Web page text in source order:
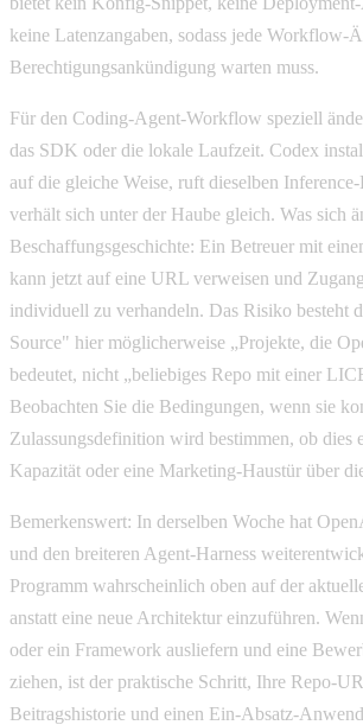
keine Latenzangaben, sodass jede Workflow-
Berechtigungsankündigung warten muss.
Für den Coding-Agent-Workflow speziell
das SDK oder die lokale Laufzeit. Codex
auf die gleiche Weise, ruft dieselben
verhält sich unter der Haube gleich. Was sich
Beschaffungsgeschichte: Ein Betreuer mit
kann jetzt auf eine URL verweisen und
individuell zu verhandeln. Das Risiko besteht
Source" hier möglicherweise „Projekte, die
bedeutet, nicht „beliebiges Repo mit einer
Beobachten Sie die Bedingungen, wenn sie
Zulassungsdefinition wird bestimmen, ob dies
Kapazität oder eine Marketing-Haustür über
Bemerkenswert: In derselben Woche hat
und den breiteren Agent-Harness
Programm wahrscheinlich oben auf der
anstatt eine neue Architektur einzuführen.
oder ein Framework ausliefern und eine
ziehen, ist der praktische Schritt, Ihre Repo-
Beitragshistorie und einen Ein-Absatz-